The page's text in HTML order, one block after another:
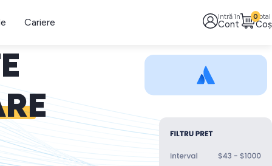
Cariere Intră în
Cont
Total
Coș
0